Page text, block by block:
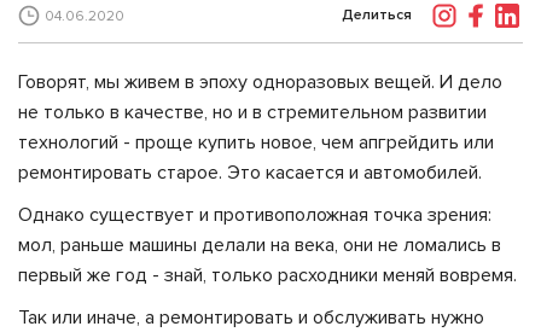
04.06.2020 Делиться
Говорят, мы живем в эпоху одноразовых вещей. И дело
не только в качестве, но и в стремительном развитии
технологий - проще купить новое, чем апгрейдить или
ремонтировать старое. Это касается и автомобилей.
Однако существует и противоположная точка зрения:
мол, раньше машины делали на века, они не ломались в
первый же год - знай, только расходники меняй вовремя.
Так или иначе, а ремонтировать и обслуживать нужно